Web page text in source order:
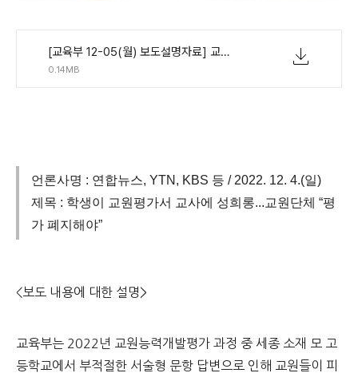
[교육부 12-05(월) 보도설명자료] 교육부는 교원능력개발평가 필터링 시스템을 개선하여 교원 피해를 예방하겠습니다.pdf
0.14MB
언론사명 : 연합뉴스, YTN, KBS 등 / 2022. 12. 4.(일)
제목 : 학생이 교원평가서 교사에 성희롱...교원단체 “평
가 폐지해야”
<보도 내용에 대한 설명>
교육부는 2022년 교원능력개발평가 과정 중 세종 소재 모 고
등학교에서 부적절한 서술형 문항 답변으로 인해 교원들이 피